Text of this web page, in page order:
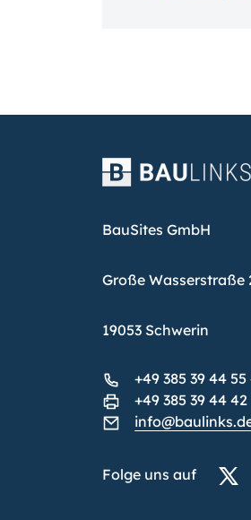
BauSites GmbH
Große Wasserstraße
19053 Schwerin
+49 385 39 44
+49 385 39 44 42
Folge uns auf